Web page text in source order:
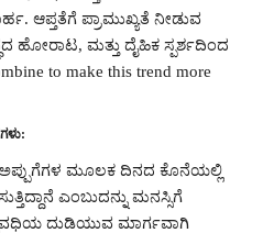
ಆಪ್ತತೆಗೆ ಪ್ರಾಮುಖ್ಯತೆ ನೀಡುವ
ಹೋರಾಟ, ಮತ್ತು ದೈಹಿಕ ಸ್ಪರ್ಶದಿಂದ
to make this trend more
ಅಪ್ಪುಗೆಗಳ ಮೂಲಕ ದಿನದ ಕೊನೆಯಲ್ಲಿ
ಎಂಬುದನ್ನು ಮನಸ್ಸಿಗೆ
ದುಡಿಯುವ ಮಾರ್ಗವಾಗಿ